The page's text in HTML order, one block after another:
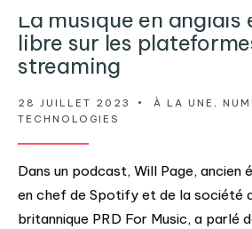
La musique en anglais
libre sur les
streaming
28 JUILLET 2023 • À LA UNE ,
TECHNOLOGIES
Dans un podcast, Will Page, ancien
en chef de Spotify et de la société
britannique PRD For Music, a parlé